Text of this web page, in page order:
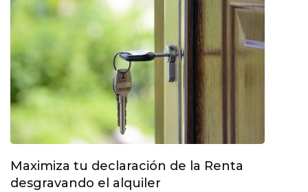
Maximiza tu declaración de la Renta
desgravando el alquiler